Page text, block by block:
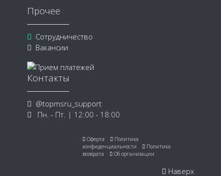
Прочее
Сотрудничество
Вакансии
Контакты
@topmsru_support
Пн. - Пт. | 12:00 - 18:00
Оферта
Политика
конфиденциальности
Политика
возврата
Об организации
Наверх